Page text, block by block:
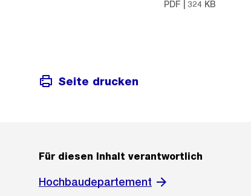
PDF | 324 KB
Seite drucken
Für diesen Inhalt verantwortlich
Hochbaudepartement